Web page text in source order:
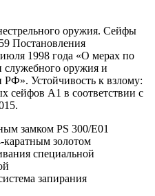
оружия. Сейфы
Постановления
1998 года «О мерах по
служебного оружия и
РФ». Устойчивость к взлому:
сейфов А1 в соответствии с
замком PS 300/E01
золотом
специальной
запирания